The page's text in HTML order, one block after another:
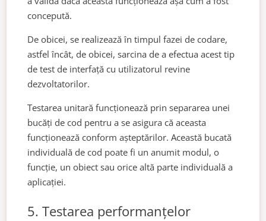
concepută.
De obicei, se realizează în timpul fazei de codare,
astfel încât, de obicei, sarcina de a efectua acest tip
de test de interfață cu utilizatorul revine
dezvoltatorilor.
Testarea unitară funcționează prin separarea unei
bucăți de cod pentru a se asigura că aceasta
funcționează conform așteptărilor. Această bucată
individuală de cod poate fi un anumit modul, o
funcție, un obiect sau orice altă parte individuală a
aplicației.
5. Testarea performanțelor